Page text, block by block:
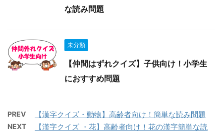
な読み問題
未分類
【仲間はずれクイズ】子供向け！小学生
におすすめ問題
PREV 【漢字クイズ・動物】高齢者向け！簡単な読み問題
NEXT
【漢字クイズ ・花】高齢者向け！花の漢字簡単な読